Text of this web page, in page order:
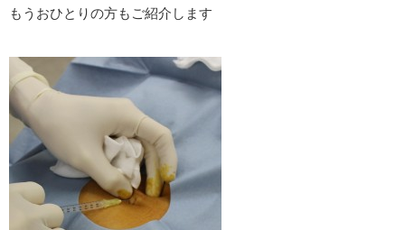
もうおひとりの方もご紹介します